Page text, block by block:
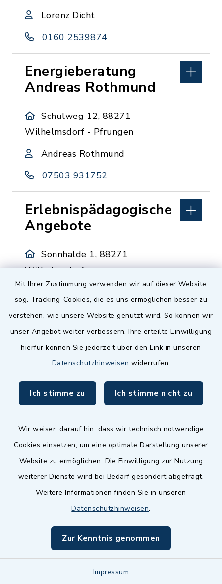
Mit Ihrer Zustimmung verwenden wir auf dieser Website
sog. Tracking-Cookies, die es uns ermöglichen besser zu
verstehen, wie unsere Website genutzt wird. So können wir
unser Angebot weiter verbessern. Ihre erteilte Einwilligung
hierfür können Sie jederzeit über den Link in unseren
Datenschutzhinweisen widerrufen.
Ich stimme zu Ich stimme nicht zu
Wir weisen darauf hin, dass wir technisch notwendige
Cookies einsetzen, um eine optimale Darstellung unserer
Website zu ermöglichen. Die Einwilligung zur Nutzung
weiterer Dienste wird bei Bedarf gesondert abgefragt.
Weitere Informationen finden Sie in unseren
Datenschutzhinweisen.
Zur Kenntnis genommen
Impressum
Lorenz Dicht
0160 2539874
Energieberatung
Andreas Rothmund
Schulweg 12, 88271
Wilhelmsdorf - Pfrungen
Andreas Rothmund
07503 931752
Erlebnispädagogische
Angebote
Sonnhalde 1, 88271
Wilhelmsdorf
0157 55678002
Erlebnispädagogische
Angebote
Lindenstraße 27, 88271
Wilhelmsdorf-Zußdorf
Stephanie Prescher
0157 88689902
Fahr Service
Handlögten